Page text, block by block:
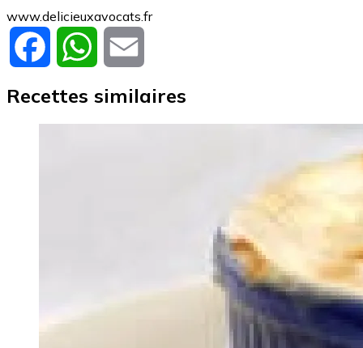
www.delicieuxavocats.fr
Facebook WhatsApp
Recettes similaires